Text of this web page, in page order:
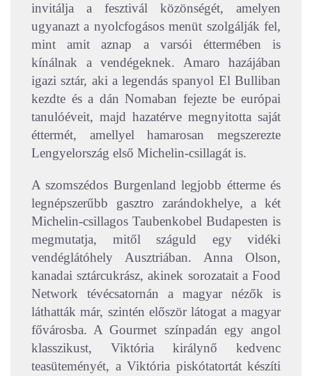
invitálja a fesztivál közönségét, amelyen
ugyanazt a nyolcfogásos menüt szolgálják fel,
mint amit aznap a varsói éttermében is
kínálnak a vendégeknek. Amaro hazájában
igazi sztár, aki a legendás spanyol El Bulliban
kezdte és a dán Nomaban fejezte be európai
tanulóéveit, majd hazatérve megnyitotta saját
éttermét, amellyel hamarosan megszerezte
Lengyelország első Michelin-csillagát is.
A szomszédos Burgenland legjobb étterme és
legnépszerűbb gasztro zarándokhelye, a két
Michelin-csillagos Taubenkobel Budapesten is
megmutatja, mitől száguld egy vidéki
vendéglátóhely Ausztriában. Anna Olson,
kanadai sztárcukrász, akinek sorozatait a Food
Network tévécsatornán a magyar nézők is
láthatták már, szintén először látogat a magyar
fővárosba. A Gourmet színpadán egy angol
klasszikust, Viktória királynő kedvenc
teasüteményét, a Viktória piskótatortát készíti